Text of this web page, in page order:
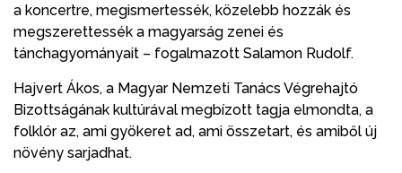
a koncertre, megismertessék, közelebb hozzák és
megszerettessék a magyarság zenei és
tánchagyományait – fogalmazott Salamon Rudolf.
Hajvert Ákos, a Magyar Nemzeti Tanács Végrehajtó
Bizottságának kultúrával megbízott tagja elmondta, a
folklór az, ami gyökeret ad, ami összetart, és amiből új
növény sarjadhat.